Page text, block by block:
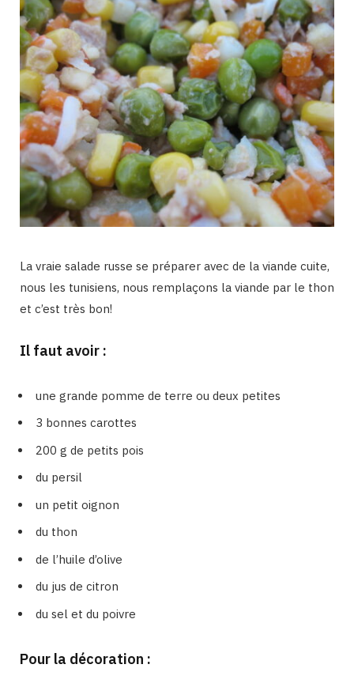
La vraie salade russe se préparer avec de la viande cuite,
nous les tunisiens, nous remplaçons la viande par le thon
et c’est très bon!
Il faut avoir :
une grande pomme de terre ou deux petites
3 bonnes carottes
200 g de petits pois
du persil
un petit oignon
du thon
de l’huile d’olive
du jus de citron
du sel et du poivre
Pour la décoration :